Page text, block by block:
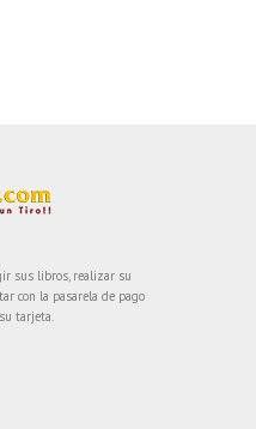
sus libros, realizar su
con la pasarela de pago
tarjeta.